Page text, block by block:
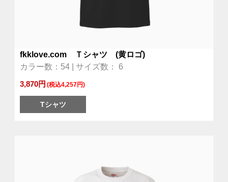
fkklove.com Ｔシャツ (黄ロゴ)
カラー数：54 | サイズ数： 6
3,870円 (税込4,257円)
Tシャツ